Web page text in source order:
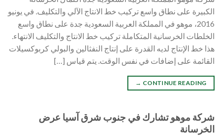
الكبيرة على نطاق واسع تركيب خط الانتاج الآلي والتكليف. في يونيو
2016، موهو في المملكة العربية السعودية جدة على نطاق واسع
الخلطات الخرسانية المتكاملة تركيب خط الانتاج والتكليف الانتهاء.
هذا خط الإنتاج لديه القدرة على إنتاج النفثالين والبولي كربوكسيلات
القائمة على إضافات في نفس الوقت. يتم قياس […]
CONTINUE READING
→
شركة موهو تشارك في جنوب شرق آسيا عرض
الخرسانة